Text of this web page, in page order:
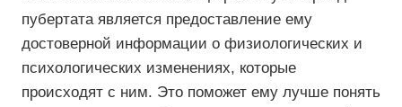
пубертата является предоставление ему
достоверной информации о физиологических и
психологических изменениях, которые
происходят с ним. Это поможет ему лучше понять